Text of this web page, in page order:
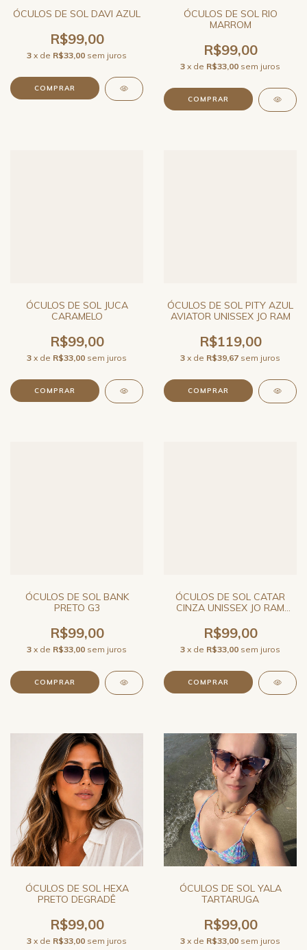
ÓCULOS DE SOL DAVI AZUL
R$99,00
3 x de R$33,00 sem juros
ÓCULOS DE SOL RIO
MARROM
R$99,00
3 x de R$33,00 sem juros
ÓCULOS DE SOL JUCA
CARAMELO
R$99,00
3 x de R$33,00 sem juros
ÓCULOS DE SOL PITY AZUL
AVIATOR UNISSEX JO RAM
R$119,00
3 x de R$39,67 sem juros
ÓCULOS DE SOL BANK
PRETO G3
R$99,00
3 x de R$33,00 sem juros
ÓCULOS DE SOL CATAR
CINZA UNISSEX JO RAM
R$99,00
3 x de R$33,00 sem juros
ÓCULOS DE SOL HEXA
PRETO DEGRADÊ
R$99,00
3 x de R$33,00 sem juros
ÓCULOS DE SOL YALA
TARTARUGA
R$99,00
3 x de R$33,00 sem juros